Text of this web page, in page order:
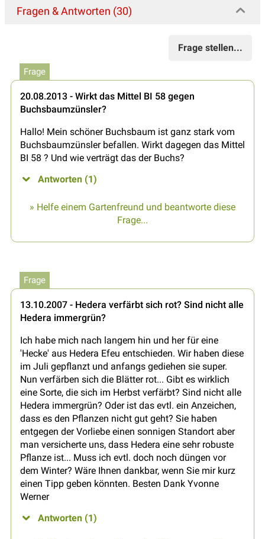
Fragen & Antworten (30)
Frage stellen...
Frage
20.08.2013 - Wirkt das Mittel BI 58 gegen
Buchsbaumzünsler?
Hallo! Mein schöner Buchsbaum ist ganz stark vom
Buchsbaumzünsler befallen. Wirkt dagegen das Mittel
BI 58 ? Und wie verträgt das der Buchs?
Antworten (1)
» Helfe einem Gartenfreund und beantworte diese
Frage...
Frage
13.10.2007 - Hedera verfärbt sich rot? Sind nicht alle
Hedera immergrün?
Ich habe mich nach langem hin und her für eine
'Hecke' aus Hedera Efeu entschieden. Wir haben diese
im Juli gepflanzt und anfangs gediehen sie super.
Nun verfärben sich die Blätter rot... Gibt es wirklich
eine Sorte, die sich im Herbst verfärbt? Sind nicht alle
Hedera immergrün? Oder ist das evtl. ein Anzeichen,
dass es den Pflanzen nicht gut geht? Sie haben
entgegen der Vorliebe einen sonnigen Standort aber
man versicherte uns, dass Hedera eine sehr robuste
Pflanze ist... Muss ich evtl. doch noch düngen vor
dem Winter? Wäre Ihnen dankbar, wenn Sie mir kurz
einen Tipp geben könnten. Besten Dank Yvonne
Werner
Antworten (1)